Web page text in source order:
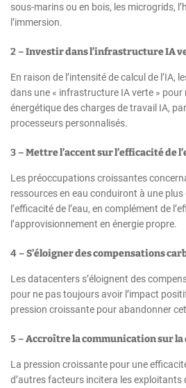
sous-marins ou en bois, les microgrids,
l’immersion.
2 –Investir dans l’infrastructure IA
En raison de l’intensité de calcul de l’IA,
dans une « infrastructure IA verte »
énergétique des charges de travail IA,
processeurs personnalisés.
3 –Mettre l’accent sur l’efficacité de
Les préoccupations croissantes
ressources en eau conduiront à une
l’efficacité de l’eau, en complément de
l’approvisionnement en énergie propre.
4 –S’éloigner des compensations
Les datacenters s’éloignent des
pour ne pas toujours avoir l’impact
pression croissante pour abandonner
5 –Accroître la communication sur
La pression croissante pour une
d’autres facteurs incitera les exploitants